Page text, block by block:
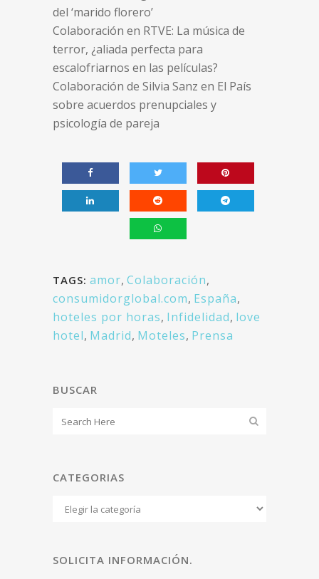
del ‘marido florero’
Colaboración en RTVE: La música de
terror, ¿aliada perfecta para
escalofriarnos en las películas?
Colaboración de Silvia Sanz en El País
sobre acuerdos prenupciales y
psicología de pareja
TAGS: amor, Colaboración,
consumidorglobal.com, España,
hoteles por horas, Infidelidad, love
hotel, Madrid, Moteles, Prensa
BUSCAR
CATEGORIAS
Categorias
SOLICITA INFORMACIÓN.